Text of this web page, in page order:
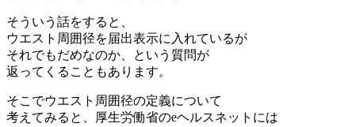
そういう話をすると、
ウエスト周囲径を届出表示に入れているが
それでもだめなのか、という質問が
返ってくることもあります。
そこでウエスト周囲径の定義について
考えてみると、厚生労働省のeヘルスネットには